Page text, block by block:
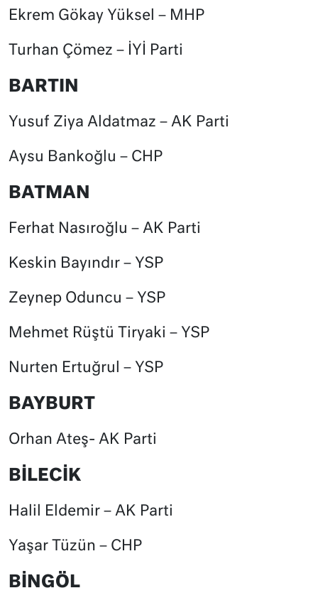
Ekrem Gökay Yüksel – MHP
Turhan Çömez – İYİ Parti
BARTIN
Yusuf Ziya Aldatmaz – AK Parti
Aysu Bankoğlu – CHP
BATMAN
Ferhat Nasıroğlu – AK Parti
Keskin Bayındır – YSP
Zeynep Oduncu – YSP
Mehmet Rüştü Tiryaki – YSP
Nurten Ertuğrul – YSP
BAYBURT
Orhan Ateş- AK Parti
BİLECİK
Halil Eldemir – AK Parti
Yaşar Tüzün – CHP
BİNGÖL